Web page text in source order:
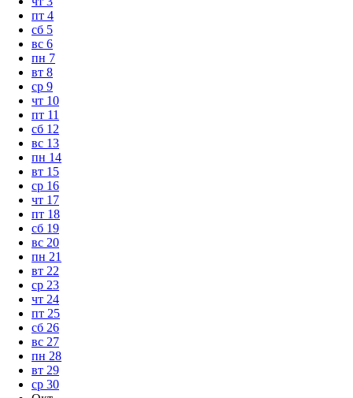
пт 4
сб 5
вс 6
пн 7
вт 8
ср 9
чт 10
пт 11
сб 12
вс 13
пн 14
вт 15
ср 16
чт 17
пт 18
сб 19
вс 20
пн 21
вт 22
ср 23
чт 24
пт 25
сб 26
вс 27
пн 28
вт 29
ср 30